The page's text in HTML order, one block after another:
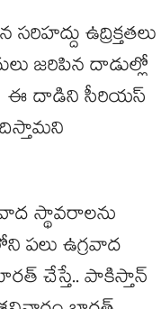
ఉద్రిక్తతలు
జరిపిన దాడుల్లో
ఈ దాడిని సీరియస్
స్థావరాలను
పలు ఉగ్రవాద
చేస్తే.. పాకిస్తాన్